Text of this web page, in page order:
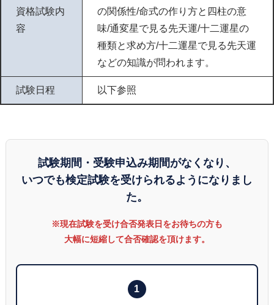
資格試験内
容
の関係性/命式の作り方と四柱の意
味/通変星で見る先天運/十二運星の
種類と求め方/十二運星で見る先天運
などの知識が問われます。
試験日程 以下参照
試験期間・受験申込み期間がなくなり、
いつでも検定試験を受けられるようになりまし
た。
※現在試験を受け合否発表日をお待ちの方も
大幅に短縮して合否確認を頂けます。
1